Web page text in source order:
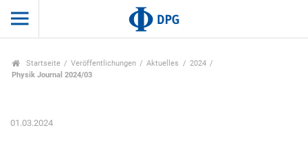
Startseite Veröffentlichungen Aktuelles
2024
Physik Journal 2024/03
01.03.2024